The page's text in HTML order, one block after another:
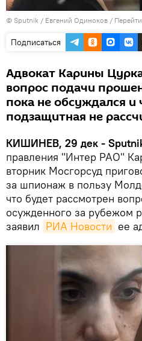
© Sputnik / Евгений Одиноков /
Подписаться
Адвокат Карины
вопрос подачи
пока не обсуждался и
подзащитная не
КИШИНЕВ, 29 дек -
правления "Интер РАО"
вторник Мосгорсуд
за шпионаж в пользу
что будет рассмотрен
осужденного за рубежом
заявил РИА Новости ее